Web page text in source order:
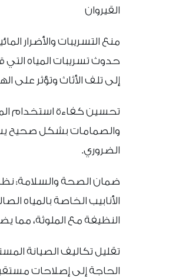
القيروان
منع التسريبات والأضرار
حدوث تسريبات المياه
إلى تلف الأثاث وتؤثر على
تحسين كفاءة استخدام
والصمامات بشكل صحيح
الضروري.
ضمان الصحة والسلامة:
الأنابيب الخاصة
النظيفة مع الملوثة،
تقليل تكاليف الصيانة
الحاجة إلى إصلاحات